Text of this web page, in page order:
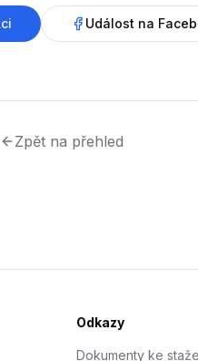
Událost na
Zpět na přehled
Odkazy
Dokumenty ke